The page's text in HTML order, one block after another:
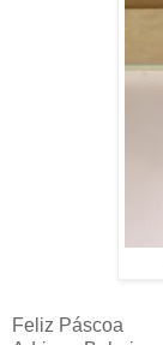
Feliz Páscoa